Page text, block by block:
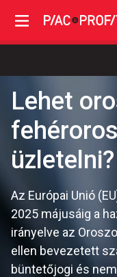
Lehet
üzletelni?
Az Európai Unió
2025 májusáig a
irányelve az
ellen bevezetett
büntetőjogi és